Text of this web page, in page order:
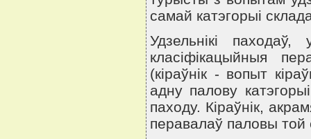
самай катэгорыi
Удзельнiкi
класiфiкацыйныя
(кiраўнiк - вопыт
адну палову
паходу. Кiраўнiк,
перавалаў паловы той